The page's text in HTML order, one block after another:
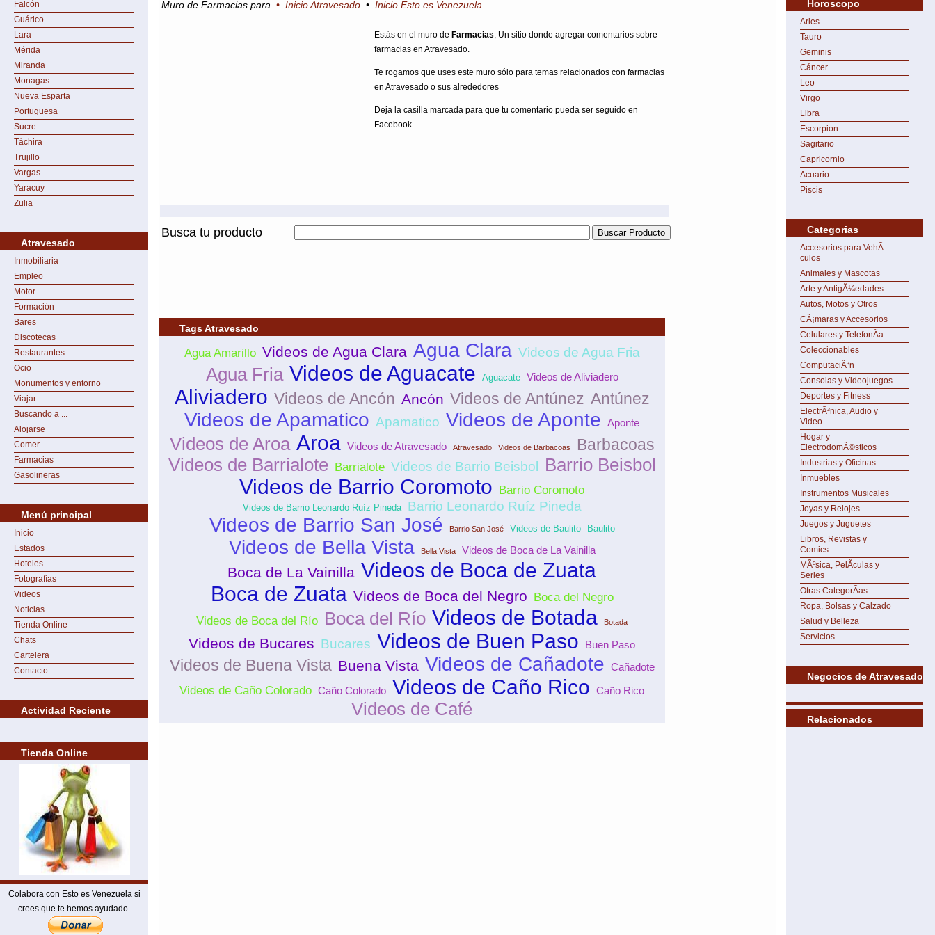
Falcón
Guárico
Lara
Mérida
Miranda
Monagas
Nueva Esparta
Portuguesa
Sucre
Táchira
Trujillo
Vargas
Yaracuy
Zulia
Atravesado
Inmobiliaria
Empleo
Motor
Formación
Bares
Discotecas
Restaurantes
Ocio
Monumentos y entorno
Viajar
Buscando a ...
Alojarse
Comer
Farmacias
Gasolineras
Menú principal
Inicio
Estados
Hoteles
Fotografías
Videos
Noticias
Tienda Online
Chats
Cartelera
Contacto
Actividad Reciente
Tienda Online
Colabora con Esto es Venezuela si
crees que te hemos ayudado.
Muro de Farmacias para • Inicio Atravesado • Inicio Esto es Venezuela
Estás en el muro de Farmacias, Un sitio donde agregar comentarios sobre
farmacias en Atravesado.
Te rogamos que uses este muro sólo para temas relacionados con farmacias
en Atravesado o sus alrededores
Deja la casilla marcada para que tu comentario pueda ser seguido en
Facebook
Busca tu producto
Tags Atravesado
Agua Amarillo Videos de Agua Clara Agua Clara Videos de Agua Fria
Agua Fria Videos de Aguacate Aguacate Videos de Aliviadero
Aliviadero Videos de Ancón Ancón Videos de Antúnez Antúnez
Videos de Apamatico Apamatico Videos de Aponte Aponte
Videos de Aroa Aroa Videos de Atravesado Atravesado Videos de Barbacoas Barbacoas
Videos de Barrialote Barrialote Videos de Barrio Beisbol Barrio Beisbol
Videos de Barrio Coromoto Barrio Coromoto
Videos de Barrio Leonardo Ruíz Pineda Barrio Leonardo Ruíz Pineda
Videos de Barrio San José Barrio San José Videos de Baulito Baulito
Videos de Bella Vista Bella Vista Videos de Boca de La Vainilla
Boca de La Vainilla Videos de Boca de Zuata
Boca de Zuata Videos de Boca del Negro Boca del Negro
Videos de Boca del Río Boca del Río Videos de Botada Botada
Videos de Bucares Bucares Videos de Buen Paso Buen Paso
Videos de Buena Vista Buena Vista Videos de Cañadote Cañadote
Videos de Caño Colorado Caño Colorado Videos de Caño Rico Caño Rico
Videos de Café
Horoscopo
Aries
Tauro
Geminis
Cáncer
Leo
Virgo
Libra
Escorpion
Sagitario
Capricornio
Acuario
Piscis
Categorias
Accesorios para VehÃ­
culos
Animales y Mascotas
Arte y AntigÃ¼edades
Autos, Motos y Otros
CÃ¡maras y Accesorios
Celulares y TelefonÃ­a
Coleccionables
ComputaciÃ³n
Consolas y Videojuegos
Deportes y Fitness
ElectrÃ³nica, Audio y
Video
Hogar y
ElectrodomÃ©sticos
Industrias y Oficinas
Inmuebles
Instrumentos Musicales
Joyas y Relojes
Juegos y Juguetes
Libros, Revistas y
Comics
MÃºsica, PelÃ­culas y
Series
Otras CategorÃ­as
Ropa, Bolsas y Calzado
Salud y Belleza
Servicios
Negocios de Atravesado
Relacionados